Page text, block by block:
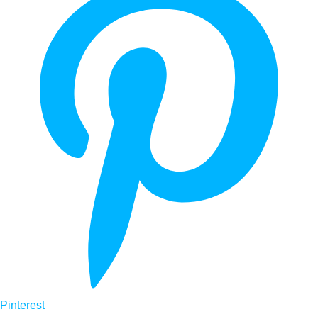
Pinterest